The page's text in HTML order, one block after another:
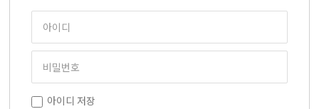
아이디 저장